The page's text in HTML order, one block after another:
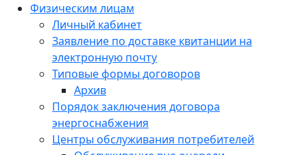
Физическим лицам
Личный кабинет
Заявление по доставке квитанции на
электронную почту
Типовые формы договоров
Архив
Порядок заключения договора
энергоснабжения
Центры обслуживания потребителей